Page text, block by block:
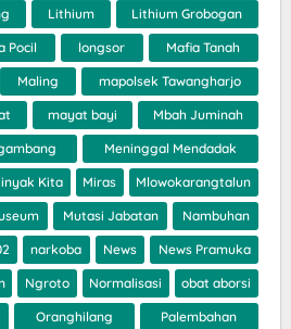
Lithium Lithium Grobogan
Pocil longsor Mafia Tanah
Maling mapolsek Tawangharjo
mayat bayi Mbah Juminah
Meninggal Mendadak
Kita Miras Mlowokarangtalun
Mutasi Jabatan Nambuhan
narkoba News News Pramuka
Ngroto Normalisasi obat aborsi
Oranghilang Palembahan